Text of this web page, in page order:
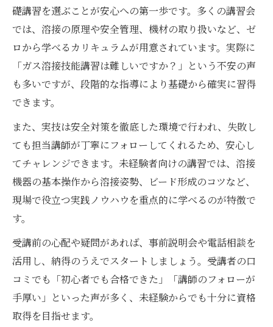
礎講習を選ぶことが安心への第一歩です。多くの講習会
では、溶接の原理や安全管理、機材の取り扱いなど、ゼ
ロから学べるカリキュラムが用意されています。実際に
「ガス溶接技能講習は難しいですか？」という不安の声
も多いですが、段階的な指導により基礎から確実に習得
できます。
また、実技は安全対策を徹底した環境で行われ、失敗し
ても担当講師が丁寧にフォローしてくれるため、安心し
てチャレンジできます。未経験者向けの講習では、溶接
機器の基本操作から溶接姿勢、ビード形成のコツなど、
現場で役立つ実践ノウハウを重点的に学べるのが特徴で
す。
受講前の心配や疑問があれば、事前説明会や電話相談を
活用し、納得のうえでスタートしましょう。受講者の口
コミでも「初心者でも合格できた」「講師のフォローが
手厚い」といった声が多く、未経験からでも十分に資格
取得を目指せます。